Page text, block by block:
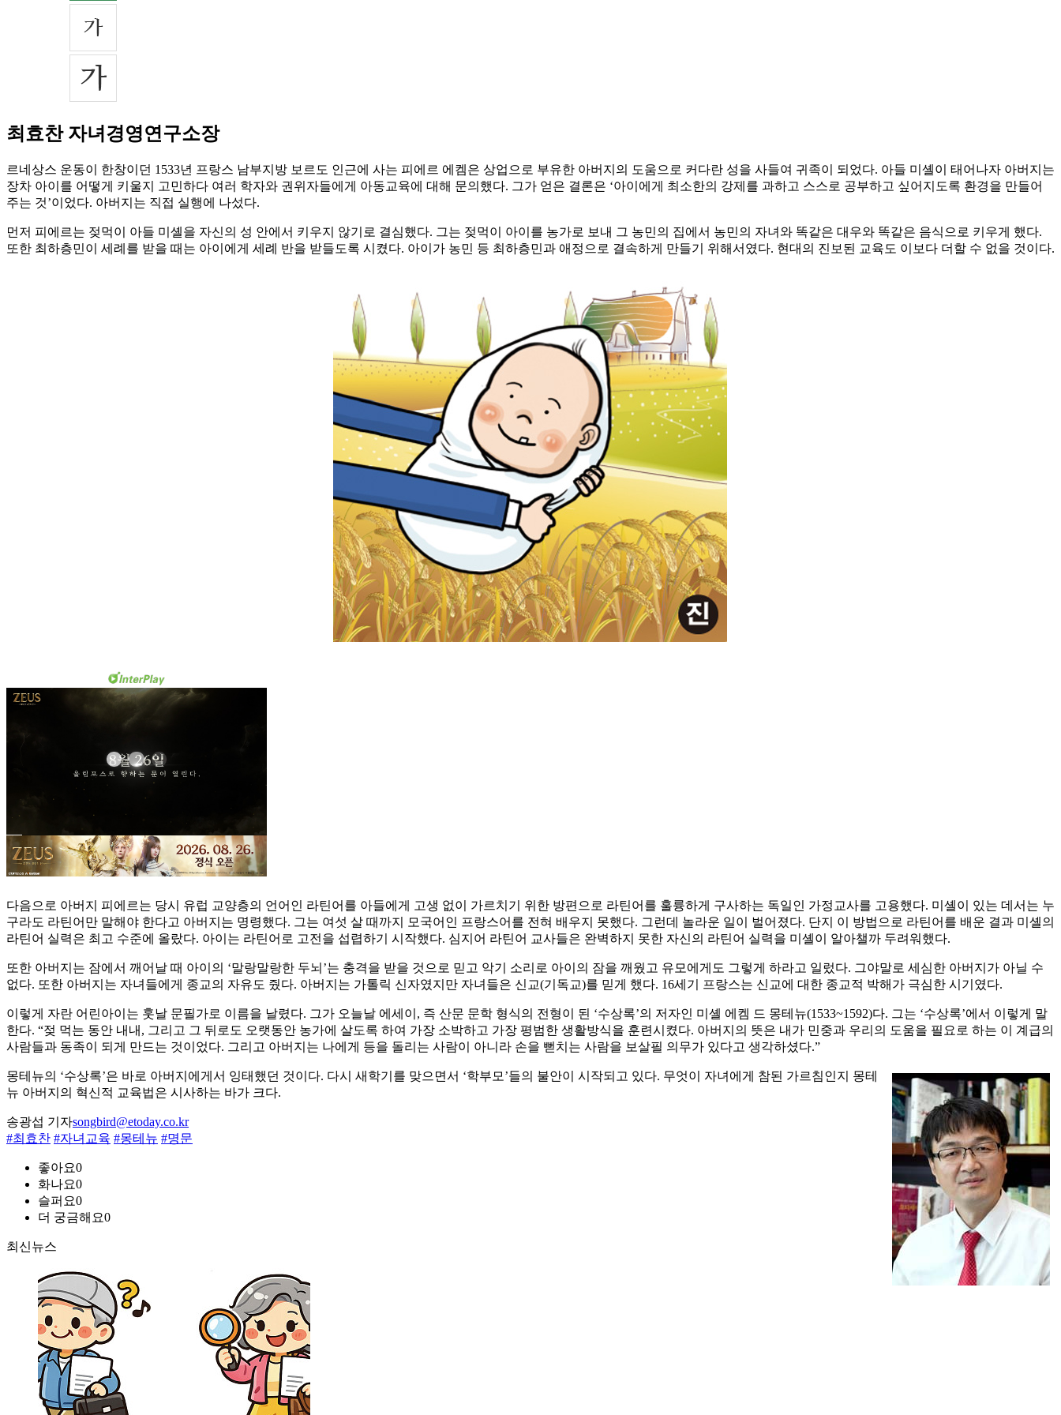
최효찬 자녀경영연구소장
르네상스 운동이 한창이던 1533년 프랑스 남부지방 보르도 인근에 사는 피에르 에켐은 상업으로 부유한 아버지의 도움으로 커다란 성을 사들여 귀족이 되었다. 아들 미셸이 태어나자 아버지는
장차 아이를 어떻게 키울지 고민하다 여러 학자와 권위자들에게 아동교육에 대해 문의했다. 그가 얻은 결론은 ‘아이에게 최소한의 강제를 과하고 스스로 공부하고 싶어지도록 환경을 만들어
주는 것’이었다. 아버지는 직접 실행에 나섰다.
먼저 피에르는 젖먹이 아들 미셸을 자신의 성 안에서 키우지 않기로 결심했다. 그는 젖먹이 아이를 농가로 보내 그 농민의 집에서 농민의 자녀와 똑같은 대우와 똑같은 음식으로 키우게 했다.
또한 최하층민이 세례를 받을 때는 아이에게 세례 반을 받들도록 시켰다. 아이가 농민 등 최하층민과 애정으로 결속하게 만들기 위해서였다. 현대의 진보된 교육도 이보다 더할 수 없을 것이다.
다음으로 아버지 피에르는 당시 유럽 교양층의 언어인 라틴어를 아들에게 고생 없이 가르치기 위한 방편으로 라틴어를 훌륭하게 구사하는 독일인 가정교사를 고용했다. 미셸이 있는 데서는 누
구라도 라틴어만 말해야 한다고 아버지는 명령했다. 그는 여섯 살 때까지 모국어인 프랑스어를 전혀 배우지 못했다. 그런데 놀라운 일이 벌어졌다. 단지 이 방법으로 라틴어를 배운 결과 미셸의
라틴어 실력은 최고 수준에 올랐다. 아이는 라틴어로 고전을 섭렵하기 시작했다. 심지어 라틴어 교사들은 완벽하지 못한 자신의 라틴어 실력을 미셸이 알아챌까 두려워했다.
또한 아버지는 잠에서 깨어날 때 아이의 ‘말랑말랑한 두뇌’는 충격을 받을 것으로 믿고 악기 소리로 아이의 잠을 깨웠고 유모에게도 그렇게 하라고 일렀다. 그야말로 세심한 아버지가 아닐 수
없다. 또한 아버지는 자녀들에게 종교의 자유도 줬다. 아버지는 가톨릭 신자였지만 자녀들은 신교(기독교)를 믿게 했다. 16세기 프랑스는 신교에 대한 종교적 박해가 극심한 시기였다.
이렇게 자란 어린아이는 훗날 문필가로 이름을 날렸다. 그가 오늘날 에세이, 즉 산문 문학 형식의 전형이 된 ‘수상록’의 저자인 미셸 에켐 드 몽테뉴(1533~1592)다. 그는 ‘수상록’에서 이렇게 말
한다. “젖 먹는 동안 내내, 그리고 그 뒤로도 오랫동안 농가에 살도록 하여 가장 소박하고 가장 평범한 생활방식을 훈련시켰다. 아버지의 뜻은 내가 민중과 우리의 도움을 필요로 하는 이 계급의
사람들과 동족이 되게 만드는 것이었다. 그리고 아버지는 나에게 등을 돌리는 사람이 아니라 손을 뻗치는 사람을 보살필 의무가 있다고 생각하셨다.”
몽테뉴의 ‘수상록’은 바로 아버지에게서 잉태했던 것이다. 다시 새학기를 맞으면서 ‘학부모’들의 불안이 시작되고 있다. 무엇이 자녀에게 참된 가르침인지 몽테
뉴 아버지의 혁신적 교육법은 시사하는 바가 크다.
송광섭 기자songbird@etoday.co.kr
#최효찬 #자녀교육 #몽테뉴 #명문
좋아요0
화나요0
슬퍼요0
더 궁금해요0
최신뉴스